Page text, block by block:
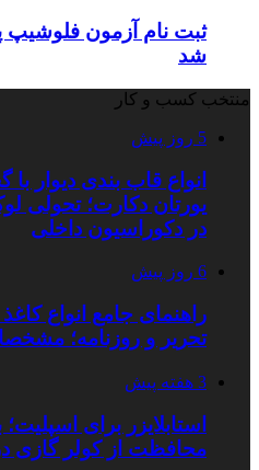
شد
منتخب کسب و کار
5 روز پیش
انواع قاب بندی دیوار
یورتان دکارت؛ تحولی
در دکوراسیون داخلی
6 روز پیش
راهنمای جامع انواع
تحریر و روزنامه؛
3 هفته پیش
استابلایزر برای
محافظت از کولر گازی